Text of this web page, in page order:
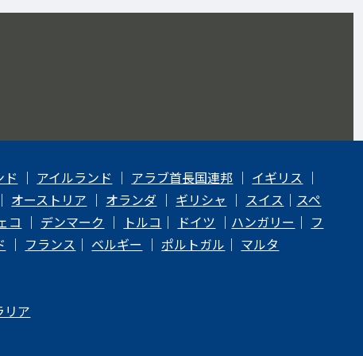
ド ｜ アイルランド ｜ アラブ首長国連邦 ｜ イギリス ｜
｜ オーストリア ｜ オランダ ｜ ギリシャ ｜ スイス ｜ スペ
コ ｜ デンマーク ｜ トルコ ｜ ドイツ ｜ ハンガリー ｜ フ
｜ フランス ｜ ベルギー ｜ ポルトガル ｜ マルタ
リア